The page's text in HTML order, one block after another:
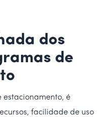
dos
de
estacionamento, é
facilidade de uso